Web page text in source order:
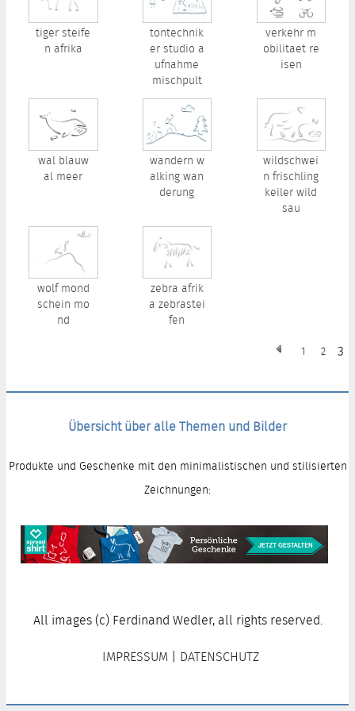
tiger steife
n afrika
tontechnik
er studio a
ufnahme
mischpult
verkehr m
obilitaet re
isen
wal blauw
al meer
wandern w
alking wan
derung
wildschwei
n frischling
keiler wild
sau
wolf mond
schein mo
nd
zebra afrik
a zebrastei
fen
1 2 3
Übersicht über alle Themen und Bilder
Produkte und Geschenke mit den minimalistischen und stilisierten
Zeichnungen:
All images (c) Ferdinand Wedler, all rights reserved.
IMPRESSUM | DATENSCHUTZ